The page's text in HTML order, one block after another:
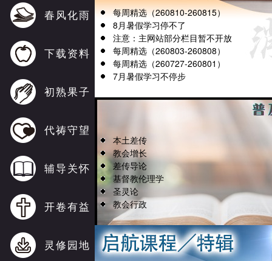
春风化雨
下载资料
初熟果子
代祷守望
辅导关怀
开卷有益
灵修园地
每周精选（260810-260815）
8月暑假学习停不了
注意：主网站部分栏目暂不开放
每周精选（260803-260808）
每周精选（260727-260801）
7月暑假学习不停步
本土差传
教会增长
差传导论
基督教伦理学
圣灵论
教会行政